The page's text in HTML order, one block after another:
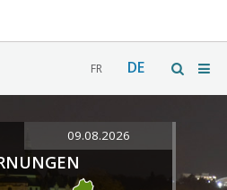
FR DE
09.08.2026